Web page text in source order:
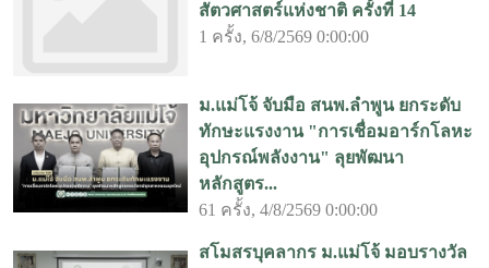
สัตวศาสตร์แห่งชาติ ครั้งที่ 14
1 ครั้ง, 6/8/2569 0:00:00
ม.แม่โจ้ จับมือ สนพ.ลำพูน ยกระดับ
ทักษะแรงงาน "การเชื่อมอาร์กโลหะ
อุปกรณ์พลังงาน" ลุยพัฒนา
หลักสูตร...
61 ครั้ง, 4/8/2569 0:00:00
สโมสรบุคลากร ม.แม่โจ้ มอบรางวัล